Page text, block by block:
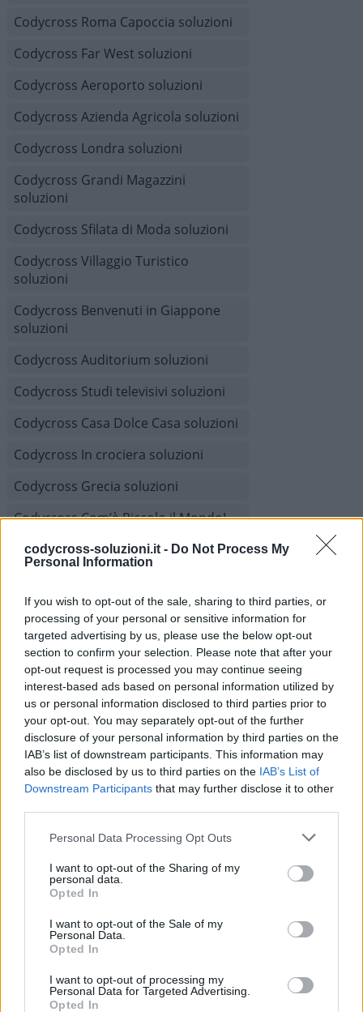
codycross-soluzioni.it - Do Not Process My
Personal Information
If you wish to opt-out of the sale, sharing to third parties, or
processing of your personal or sensitive information for
targeted advertising by us, please use the below opt-out
section to confirm your selection. Please note that after your
opt-out request is processed you may continue seeing
interest-based ads based on personal information utilized by
us or personal information disclosed to third parties prior to
your opt-out. You may separately opt-out of the further
disclosure of your personal information by third parties on the
IAB’s list of downstream participants. This information may
also be disclosed by us to third parties on the IAB’s List of
Downstream Participants that may further disclose it to other
Personal Data Processing Opt Outs
I want to opt-out of the Sharing of my
personal data.
Opted In
I want to opt-out of the Sale of my
Personal Data.
Opted In
I want to opt-out of processing my
Personal Data for Targeted Advertising.
Opted In
Codycross Roma Capoccia soluzioni
Codycross Far West soluzioni
Codycross Aeroporto soluzioni
Codycross Azienda Agricola soluzioni
Codycross Londra soluzioni
Codycross Grandi Magazzini
soluzioni
Codycross Sfilata di Moda soluzioni
Codycross Villaggio Turistico
soluzioni
Codycross Benvenuti in Giappone
soluzioni
Codycross Auditorium soluzioni
Codycross Studi televisivi soluzioni
Codycross Casa Dolce Casa soluzioni
Codycross In crociera soluzioni
Codycross Grecia soluzioni
Codycross Com’è Piccolo il Mondo!
Codycross Viaggio in Treno soluzioni
Codycross Museo d'Arte soluzioni
Codycross A tutta acqua soluzioni
Codycross Tour del Brasile soluzioni
Codycross Anni Ottanta soluzioni
Codycross Alle terme soluzioni
Codycross In campeggio soluzioni
Codycross Viaggio in Spagna
Codycross Mondo Fantasy soluzioni
Codycross Arti dello Spettacolo
soluzioni
Codycross Esplorando lo Spazio
soluzioni
Codycross Giochi soluzioni